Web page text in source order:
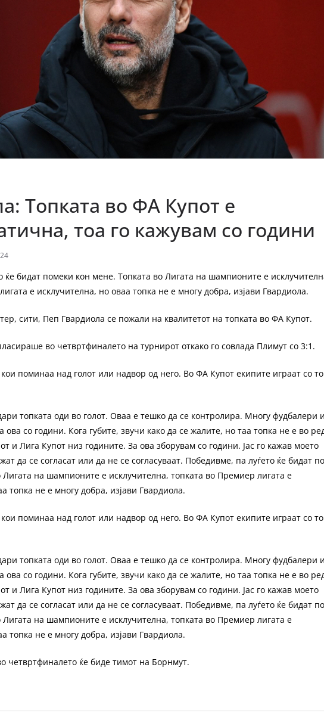
Топката во ФА Купот е
тоа го кажувам со години
ќе бидат помеки кон мене. Топката во Лигата на шампионите е
е исклучителна, но оваа топка не е многу добра, изјави Гвардиола.
сити, Пеп Гвардиола се пожали на квалитетот на топката во ФА Купот.
во четвртфиналето на турнирот откако го совлада Плимут со 3:1.
поминаа над голот или надвор од него. Во ФА Купот екипите играат со
топката оди во голот. Оваа е тешко да се контролира. Многу фудбалери и
ова со години. Кога губите, звучи како да се жалите, но таа топка не е во
и Лига Купот низ годините. За ова зборувам со години. Јас го кажав моето
да се согласат или да не се согласуваат. Победивме, па луѓето ќе бидат
Лигата на шампионите е исклучителна, топката во Премиер лигата е
топка не е многу добра, изјави Гвардиола.
поминаа над голот или надвор од него. Во ФА Купот екипите играат со
топката оди во голот. Оваа е тешко да се контролира. Многу фудбалери и
ова со години. Кога губите, звучи како да се жалите, но таа топка не е во
и Лига Купот низ годините. За ова зборувам со години. Јас го кажав моето
да се согласат или да не се согласуваат. Победивме, па луѓето ќе бидат
Лигата на шампионите е исклучителна, топката во Премиер лигата е
топка не е многу добра, изјави Гвардиола.
четвртфиналето ќе биде тимот на Борнмут.